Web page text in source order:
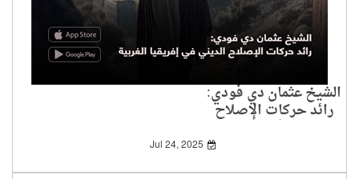
الشيخ عثمان دي فودي:
رائد حركات الإصلاح
الديني في إفريقيا
Jul 24, 2025